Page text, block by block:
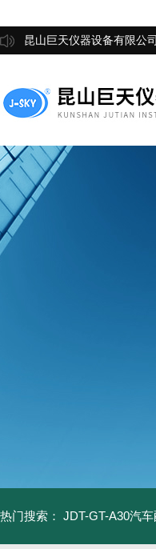
昆山巨天仪器设备有限公司
热门搜索： JDT-GT-A30汽